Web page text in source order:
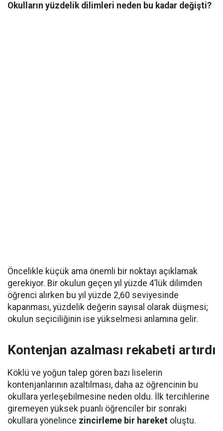
Okulların yüzdelik dilimleri neden bu kadar değişti?
Öncelikle küçük ama önemli bir noktayı açıklamak
gerekiyor. Bir okulun geçen yıl yüzde 4’lük dilimden
öğrenci alırken bu yıl yüzde 2,60 seviyesinde
kapanması, yüzdelik değerin sayısal olarak düşmesi;
okulun seçiciliğinin ise yükselmesi anlamına gelir.
Kontenjan azalması rekabeti artırdı
Köklü ve yoğun talep gören bazı liselerin
kontenjanlarının azaltılması, daha az öğrencinin bu
okullara yerleşebilmesine neden oldu. İlk tercihlerine
giremeyen yüksek puanlı öğrenciler bir sonraki
okullara yönelince zincirleme bir hareket oluştu.